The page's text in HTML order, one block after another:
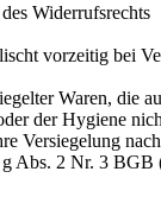
Widerrufsrechts
vorzeitig bei
Waren, die
der Hygiene
Versiegelung
Abs. 2 Nr. 3 BGB